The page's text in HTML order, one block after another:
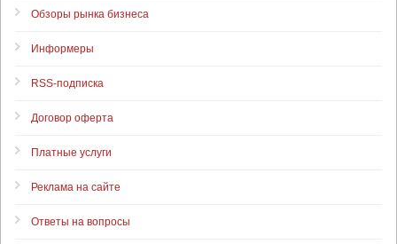
Обзоры рынка бизнеса
Информеры
RSS-подписка
Договор оферта
Платные услуги
Реклама на сайте
Ответы на вопросы